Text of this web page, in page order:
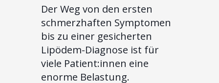
Der Weg von den ersten
schmerzhaften Symptomen
bis zu einer gesicherten
Lipödem-Diagnose ist für
viele Patient:innen eine
enorme Belastung.